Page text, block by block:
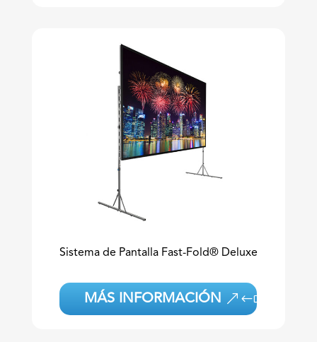
Sistema de Pantalla Fast-Fold® Deluxe
MÁS INFORMACIÓN